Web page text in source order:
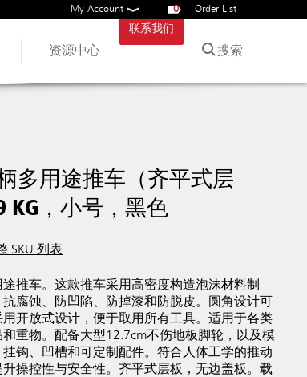
My Account 0 Order List
资源中心
联系我们
搜索
多用途推车（齐平式层
KG，小号，黑色
SKU 列表
推车。这款推车采用高密度构造泡沫材料制
腐蚀、防凹陷、防掉漆和防脱皮。圆角设计可
开放式设计，便于取用所有工具。适用于各类
重物。配备大型12.7cm不伤地板脚轮，以及模
钩、凹槽和可定制配件。符合人体工学的推动
操控性与安全性。齐平式层板，无边盖板。载